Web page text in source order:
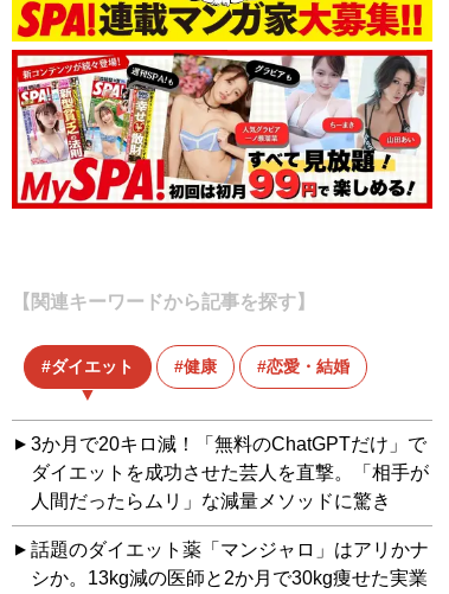
【関連キーワードから記事を探す】
ダイエット 健康 恋愛・結婚
3か月で20キロ減！「無料のChatGPTだけ」で
ダイエットを成功させた芸人を直撃。「相手が
人間だったらムリ」な減量メソッドに驚き
話題のダイエット薬「マンジャロ」はアリかナ
シか。13kg減の医師と2か月で30kg痩せた実業